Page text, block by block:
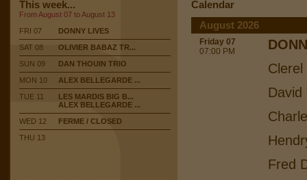
This week...
From August 07 to August 13
FRI 07
DONNY LIVES
SAT 08
OLIVIER BABAZ TR...
SUN 09
DAN THOUIN TRIO
MON 10
ALEX BELLEGARDE ...
TUE 11
LES MARDIS BIG B...
ALEX BELLEGARDE ...
WED 12
FERME / CLOSED
THU 13
Calendar
August 2026
Friday 07
07:00 PM
David
Fred